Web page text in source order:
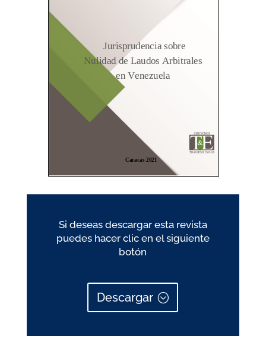
Si deseas descargar esta revista
puedes hacer clic en el siguiente
botón
Descargar